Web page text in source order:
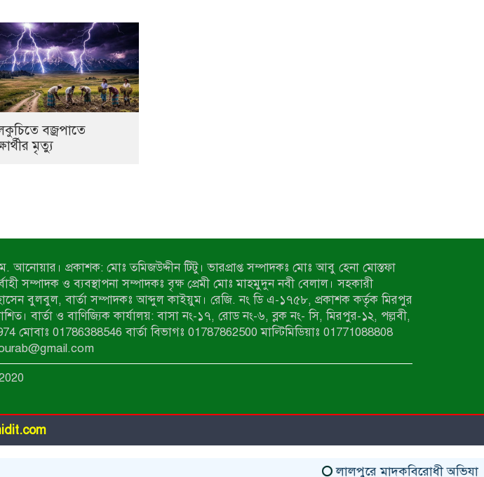
বজ্রপাতে
মৃত্যু
আনোয়ার। প্রকাশক: মোঃ তমিজউদ্দীন টিটু। ভারপ্রাপ্ত সম্পাদকঃ মোঃ আবু হেনা মোস্তফা
সম্পাদক ও ব্যবস্থাপনা সম্পাদকঃ বৃক্ষ প্রেমী মোঃ মাহমুদুন নবী বেলাল। সহকারী
বুলবুল, বার্তা সম্পাদকঃ আব্দুল কাইয়ুম। রেজি. নং ডি এ-১৭৫৮, প্রকাশক কর্তৃক মিরপুর
বার্তা ও বাণিজ্যিক কার্যালয়: বাসা নং-১৭, রোড নং-৬, ব্লক নং- সি, মিরপুর-১২, পল্লবী,
মোবাঃ 01786388546 বার্তা বিভাগঃ 01787862500 মাল্টিমিডিয়াঃ 01771088808
লালপুরে মাদকবিরোধী অভিযান: ৩